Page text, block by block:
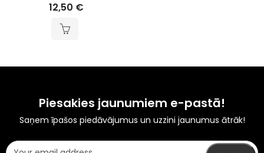
12,50 €
Piesakies jaunumiem e-pastā!
Saņem īpašos piedāvājumus un uzzini jaunumus ātrāk!